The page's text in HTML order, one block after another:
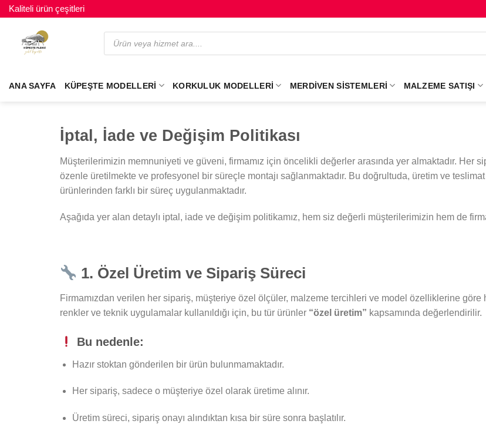
Kaliteli ürün çeşitleri
ANA SAYFA KÜPEŞTE MODELLERI KORKULUK MODELLERI MERDIVEN SISTEMLERI MALZEME SATIŞI
İptal, İade ve Değişim Politikası
Müşterilerimizin memnuniyeti ve güveni, firmamız için öncelikli değerler arasında yer almaktadır. Her
özenle üretilmekte ve profesyonel bir süreçle montajı sağlanmaktadır. Bu doğrultuda, üretim ve
ürünlerinden farklı bir süreç uygulanmaktadır.
Aşağıda yer alan detaylı iptal, iade ve değişim politikamız, hem siz değerli müşterilerimizin hem de
1. Özel Üretim ve Sipariş Süreci
Firmamızdan verilen her sipariş, müşteriye özel ölçüler, malzeme tercihleri ve model özelliklerine göre
renkler ve teknik uygulamalar kullanıldığı için, bu tür ürünler “özel üretim” kapsamında değerlendirilir.
Bu nedenle:
Hazır stoktan gönderilen bir ürün bulunmamaktadır.
Her sipariş, sadece o müşteriye özel olarak üretime alınır.
Üretim süreci, sipariş onayı alındıktan kısa bir süre sonra başlatılır.